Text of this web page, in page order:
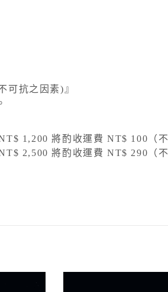
可抗之因素)』
1,200 將酌收運費 NT$ 100（
2,500 將酌收運費 NT$ 290（